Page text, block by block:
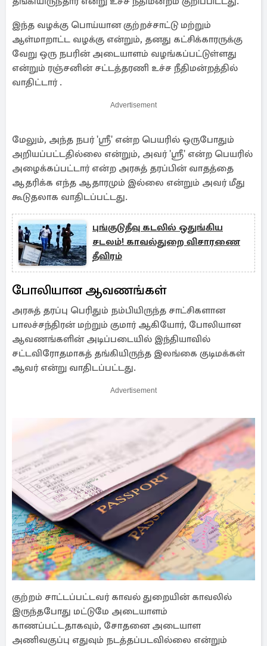
இந்த வழக்கு பொய்யான குற்றச்சாட்டு மற்றும்
ஆள்மாறாட்ட வழக்கு என்றும், தனது கட்சிக்காரருக்கு
வேறு ஒரு நபரின் அடையாளம் வழங்கப்பட்டுள்ளது
என்றும் ரஞ்சனின் சட்டத்தரணி உச்ச நீதிமன்றத்தில்
வாதிட்டார் .
Advertisement
மேலும், அந்த நபர் 'ஸ்ரீ' என்ற பெயரில் ஒருபோதும்
அறியப்பட்டதில்லை என்றும், அவர் 'ஸ்ரீ' என்ற பெயரில்
அழைக்கப்பட்டார் என்ற அரசுத் தரப்பின் வாதத்தை
ஆதரிக்க எந்த ஆதாரமும் இல்லை என்றும் அவர் மீது
கூடுதலாக வாதிடப்பட்டது.
புங்குடுதீவு கடலில் ஒதுங்கிய
சடலம்! காவல்துறை விசாரணை
தீவிரம்
போலியான ஆவணங்கள்
அரசுத் தரப்பு பெரிதும் நம்பியிருந்த சாட்சிகளான
பாலச்சந்திரன் மற்றும் குமார் ஆகியோர், போலியான
ஆவணங்களின் அடிப்படையில் இந்தியாவில்
சட்டவிரோதமாகத் தங்கியிருந்த இலங்கை குடிமக்கள்
ஆவர் என்று வாதிடப்பட்டது.
Advertisement
குற்றம் சாட்டப்பட்டவர் காவல் துறையின் காவலில்
இருந்தபோது மட்டுமே அடையாளம்
காணப்பட்டதாகவும், சோதனை அடையாள
அணிவகுப்பு எதுவும் நடத்தப்படவில்லை என்றும்